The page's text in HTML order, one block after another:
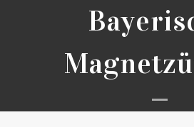
Open
Close